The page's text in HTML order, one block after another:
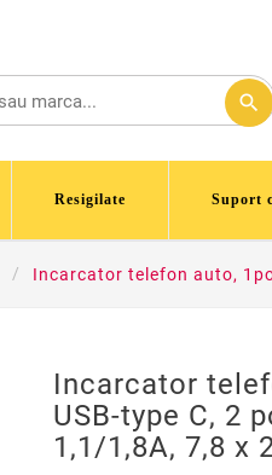
search
Resigilate Suport
Incarcator telefon auto,
Incarcator
USB-type C, 2
1,1/1,8A, 7,8 x